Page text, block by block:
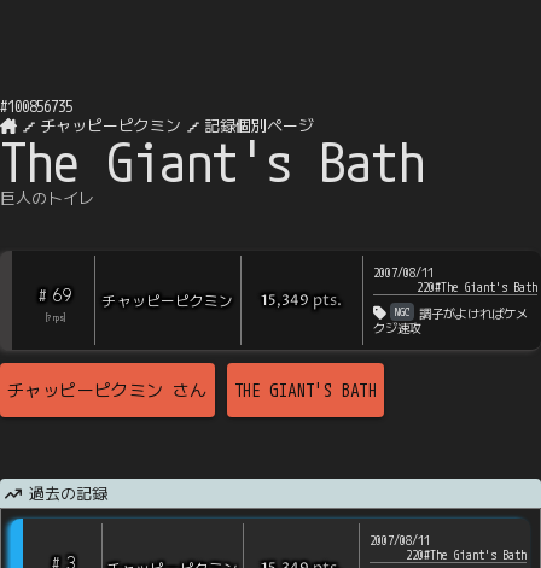
#100856735
チャッピーピクミン
記録個別ページ
The Giant's Bath
巨人のトイレ
# 69
? rps]
チャッピーピクミン 15,349 pts.
2007/08/11
220#The Giant's Bath
NGC
調子がよければケメ
クジ速攻
チャッピーピクミン さん THE GIANT'S BATH
過去の記録
# 3
2007/08/11
220#The Giant's Bath